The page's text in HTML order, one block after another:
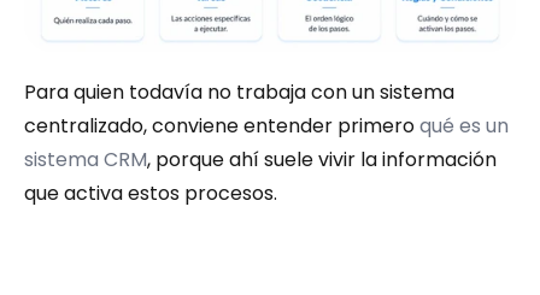
Para quien todavía no trabaja con un sistema
centralizado, conviene entender primero qué es un
sistema CRM, porque ahí suele vivir la información
que activa estos procesos.